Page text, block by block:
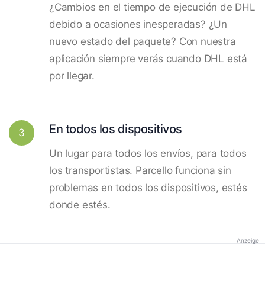
¿Cambios en el tiempo de ejecución de DHL
debido a ocasiones inesperadas? ¿Un
nuevo estado del paquete? Con nuestra
aplicación siempre verás cuando DHL está
por llegar.
3 En todos los dispositivos
Un lugar para todos los envíos, para todos
los transportistas. Parcello funciona sin
problemas en todos los dispositivos, estés
donde estés.
Anzeige